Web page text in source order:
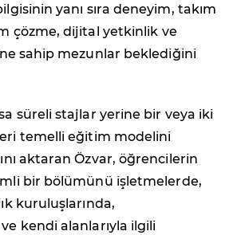
yanı sıra deneyim, takım
çözme, dijital yetkinlik ve
sahip mezunlar beklediğini
süreli stajlar yerine bir veya iki
temelli eğitim modelini
aktaran Özvar, öğrencilerin
bir bölümünü işletmelerde,
kuruluşlarında,
kendi alanlarıyla ilgili